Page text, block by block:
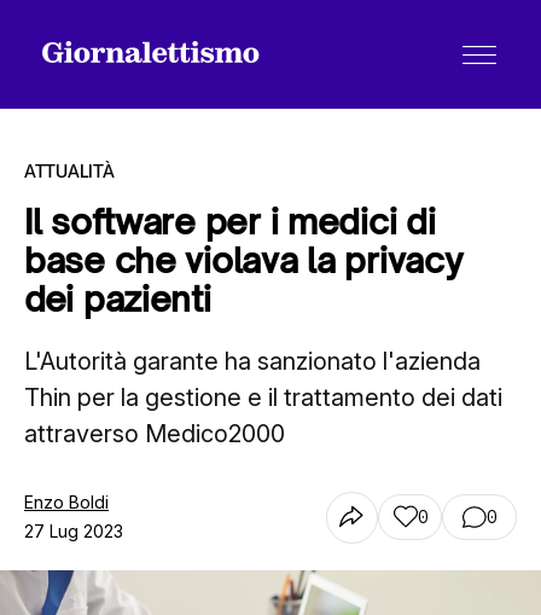
Tutti gli articoli
Chi siamo
ATTUALITÀ
Il software per i medici di
base che violava la privacy
dei pazienti
L'Autorità garante ha sanzionato l'azienda
Thin per la gestione e il trattamento dei dati
attraverso Medico2000
Enzo Boldi
27 Lug 2023
0 0